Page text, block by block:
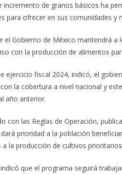
incremento de granos básicos ha
para ofrecer en sus comunidades y
el Gobierno de México mantendrá
con la producción de alimentos
ejercicio fiscal 2024, indicó, el
la cobertura a nivel nacional y
año anterior.
con las Reglas de Operación,
prioridad a la población
a la producción de cultivos
que el programa seguirá